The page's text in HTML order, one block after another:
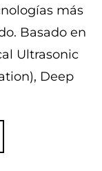
más
Basado en
Ultrasonic
Deep